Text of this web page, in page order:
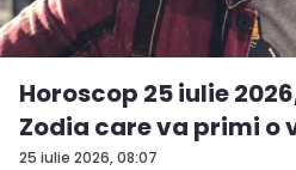
25 iulie 2026, 08:07
Horoscop 25 iulie
Zodia care va primi o